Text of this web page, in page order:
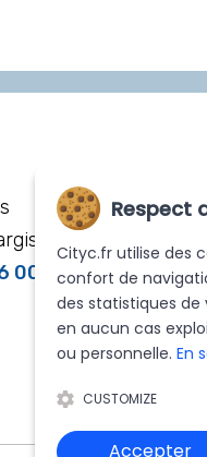
00
Nos
partenaires
Respect
Cityc.fr utilise des
confort de
des statistiques de
en aucun cas
ou personnelle. En
CUSTOMIZE
Accepter